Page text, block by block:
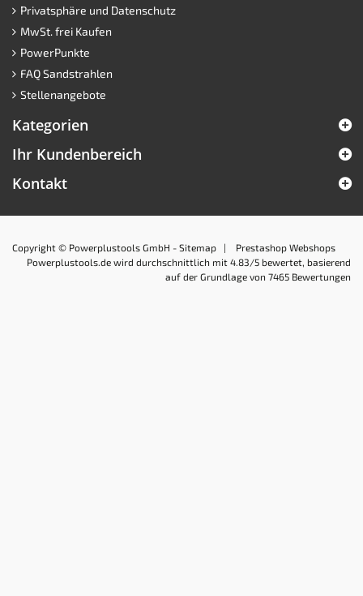
Privatsphäre und Datenschutz
MwSt. frei Kaufen
PowerPunkte
FAQ Sandstrahlen
Stellenangebote
Kategorien
Ihr Kundenbereich
Kontakt
Copyright © Powerplustools GmbH - Sitemap | Prestashop Webshops
Powerplustools.de wird durchschnittlich mit 4.83 /5 bewertet, basierend
auf der Grundlage von 7465 Bewertungen